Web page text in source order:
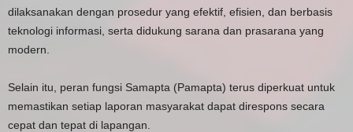
dilaksanakan dengan prosedur yang efektif, efisien, dan berbasis
teknologi informasi, serta didukung sarana dan prasarana yang
modern.
Selain itu, peran fungsi Samapta (Pamapta) terus diperkuat untuk
memastikan setiap laporan masyarakat dapat direspons secara
cepat dan tepat di lapangan.